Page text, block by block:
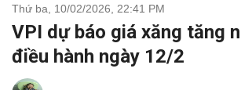
Thứ ba, 10/02/2026, 22:41 PM
VPI dự báo giá xăng tăng
điều hành ngày 12/2